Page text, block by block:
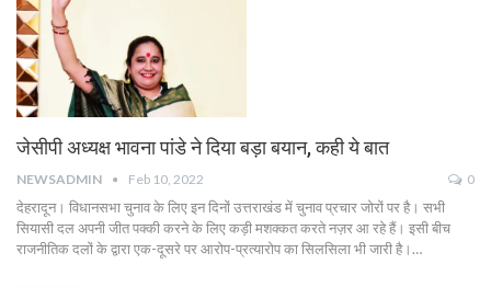
जेसीपी अध्यक्ष भावना पांडे ने दिया बड़ा बयान, कही ये बात
NEWSADMIN Feb 10, 2022 0
देहरादून। विधानसभा चुनाव के लिए इन दिनों उत्तराखंड में चुनाव प्रचार जोरों पर है। सभी
सियासी दल अपनी जीत पक्की करने के लिए कड़ी मशक्कत करते नज़र आ रहे हैं। इसी बीच
राजनीतिक दलों के द्वारा एक-दूसरे पर आरोप-प्रत्यारोप का सिलसिला भी जारी है।…